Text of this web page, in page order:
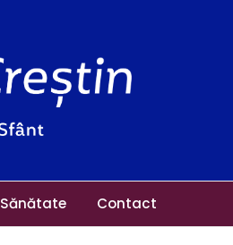
Sănătate Contact